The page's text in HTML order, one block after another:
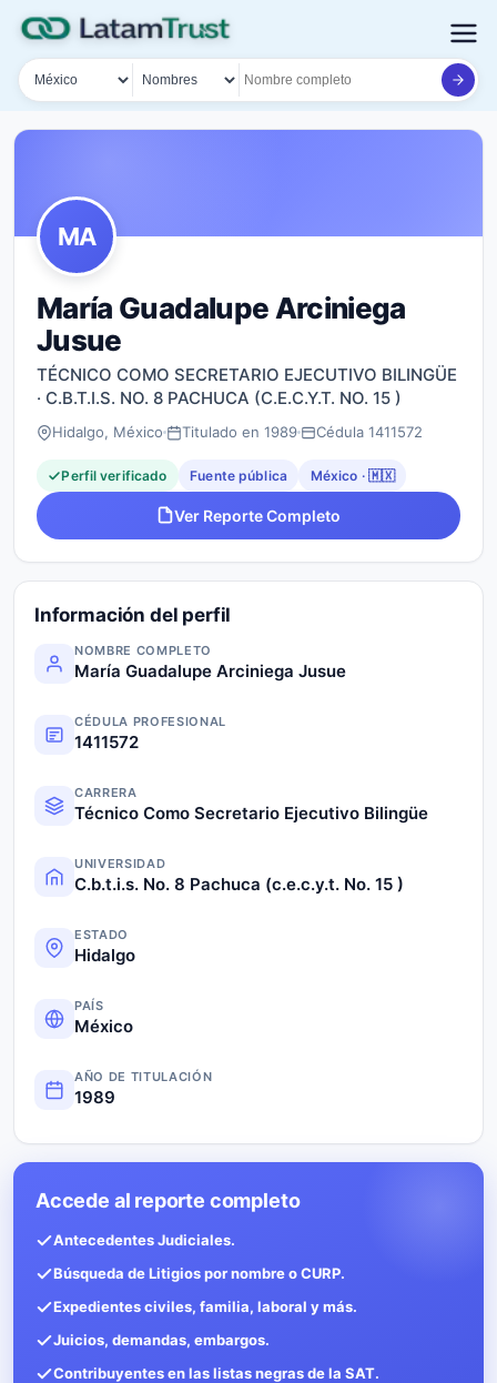
País
Tipo de búsqueda
Nombre o documento
MA
María Guadalupe Arciniega
Jusue
TÉCNICO COMO SECRETARIO EJECUTIVO BILINGÜE
· C.B.T.I.S. NO. 8 PACHUCA (C.E.C.Y.T. NO. 15 )
Hidalgo, México Titulado en 1989 Cédula 1411572
Perfil verificado Fuente pública México · 🇲🇽
Ver Reporte Completo
Información del perfil
NOMBRE COMPLETO
María Guadalupe Arciniega Jusue
CÉDULA PROFESIONAL
1411572
CARRERA
Técnico Como Secretario Ejecutivo Bilingüe
UNIVERSIDAD
C.b.t.i.s. No. 8 Pachuca (c.e.c.y.t. No. 15 )
ESTADO
Hidalgo
PAÍS
México
AÑO DE TITULACIÓN
1989
Accede al reporte completo
Antecedentes Judiciales.
Búsqueda de Litigios por nombre o CURP.
Expedientes civiles, familia, laboral y más.
Juicios, demandas, embargos.
Contribuyentes en las listas negras de la SAT.